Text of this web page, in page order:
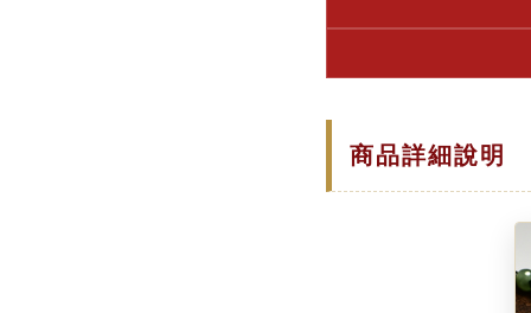
商品詳細說明